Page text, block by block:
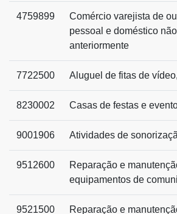
4759899
Comércio varejista de
pessoal e doméstico
anteriormente
7722500 Aluguel de fitas de
8230002 Casas de festas e
9001906 Atividades de
9512600
Reparação e
equipamentos de
9521500
Reparação e